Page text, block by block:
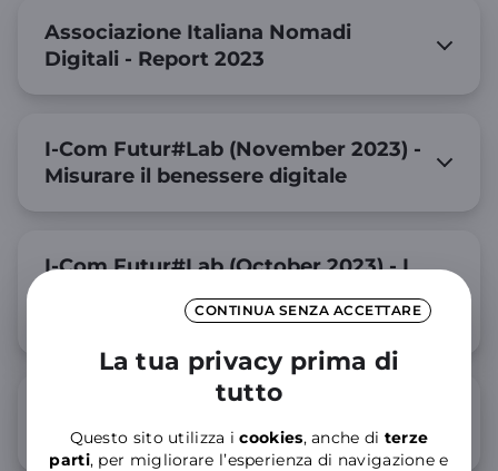
CONTINUA SENZA ACCETTARE
La tua privacy prima di
tutto
Questo sito utilizza icookies, anche di terze
parti, per migliorare l’esperienza di navigazione e
Associazione Italiana Nomadi
Digitali - Report 2023
I-Com Futur#Lab (November 2023) -
Misurare il benessere digitale
I-Com Futur#Lab (October 2023) - I
modelli di business del 5G: come
incrociare domanda e offerta
I-Com Futur#Lab Annual Report
(July 2023)